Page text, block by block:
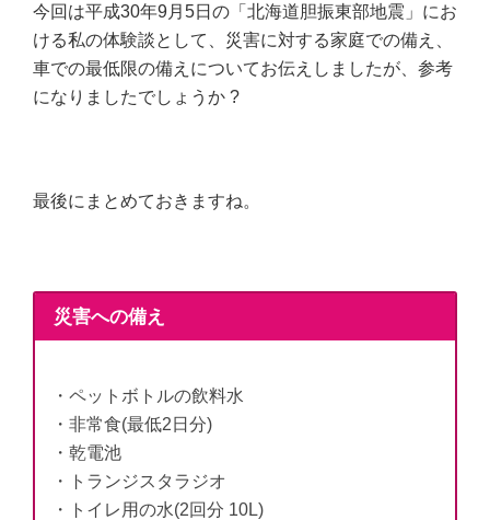
今回は平成30年9月5日の「北海道胆振東部地震」にお
ける私の体験談として、災害に対する家庭での備え、
車での最低限の備えについてお伝えしましたが、参考
になりましたでしょうか ?
最後にまとめておきますね。
災害への備え
・ペットボトルの飲料水
・非常食(最低2日分)
・乾電池
・トランジスタラジオ
・トイレ用の水(2回分 10L)